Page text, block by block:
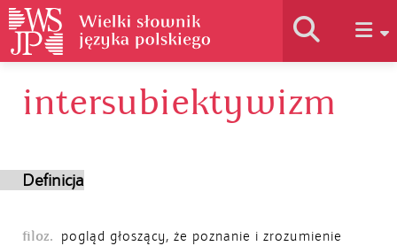
Historia słownika
intersubiektywizm
Definicja
filoz.
pogląd głoszący, że poznanie i zrozumienie